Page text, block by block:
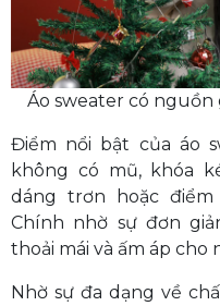
Áo sweater có nguồn
Điểm nổi bật của áo
không có mũ, khóa
dáng trơn hoặc
Chính nhờ sự đơn
thoải mái và ấm áp cho
Nhờ sự đa dạng về